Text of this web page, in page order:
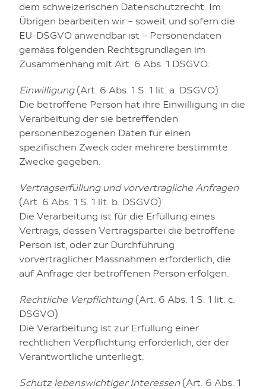
dem schweizerischen Datenschutzrecht. Im
Übrigen bearbeiten wir – soweit und sofern die
EU-DSGVO anwendbar ist – Personendaten
gemäss folgenden Rechtsgrundlagen im
Zusammenhang mit Art. 6 Abs. 1 DSGVO:
Einwilligung (Art. 6 Abs. 1 S. 1 lit. a. DSGVO)
Die betroffene Person hat ihre Einwilligung in die
Verarbeitung der sie betreffenden
personenbezogenen Daten für einen
spezifischen Zweck oder mehrere bestimmte
Zwecke gegeben.
Vertragserfüllung und vorvertragliche Anfragen
(Art. 6 Abs. 1 S. 1 lit. b. DSGVO)
Die Verarbeitung ist für die Erfüllung eines
Vertrags, dessen Vertragspartei die betroffene
Person ist, oder zur Durchführung
vorvertraglicher Massnahmen erforderlich, die
auf Anfrage der betroffenen Person erfolgen.
Rechtliche Verpflichtung (Art. 6 Abs. 1 S. 1 lit. c.
DSGVO)
Die Verarbeitung ist zur Erfüllung einer
rechtlichen Verpflichtung erforderlich, der der
Verantwortliche unterliegt.
Schutz lebenswichtiger Interessen (Art. 6 Abs. 1